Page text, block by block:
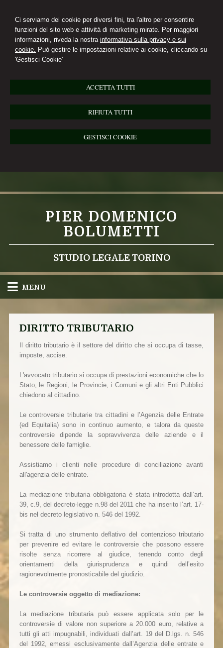
Ci serviamo dei cookie per diversi fini, tra l'altro per consentire
funzioni del sito web e attività di marketing mirate. Per maggiori
informazioni, riveda la nostra informativa sulla privacy e sui
cookie. Può gestire le impostazioni relative ai cookie, cliccando su
'Gestisci Cookie'
ACCETTA TUTTI
RIFIUTA TUTTI
GESTISCI COOKIE
PIER DOMENICO
BOLUMETTI
STUDIO LEGALE TORINO
MENU
DIRITTO TRIBUTARIO
Il diritto tributario è il settore del diritto che si occupa di tasse,
imposte, accise.
L'avvocato tributario si occupa di prestazioni economiche che lo
Stato, le Regioni, le Provincie, i Comuni e gli altri Enti Pubblici
chiedono al cittadino.
Le controversie tributarie tra cittadini e l’Agenzia delle Entrate
(ed Equitalia) sono in continuo aumento, e talora da queste
controversie dipende la sopravvivenza delle aziende e il
benessere delle famiglie.
Assistiamo i clienti nelle procedure di conciliazione avanti
all'agenzia delle entrate.
La mediazione tributaria obbligatoria è stata introdotta dall’art.
39, c.9, del decreto-legge n.98 del 2011 che ha inserito l’art. 17-
bis nel decreto legislativo n. 546 del 1992.
Si tratta di uno strumento deflativo del contenzioso tributario
per prevenire ed evitare le controversie che possono essere
risolte senza ricorrere al giudice, tenendo conto degli
orientamenti della giurisprudenza e quindi dell’esito
ragionevolmente pronosticabile del giudizio.
Le controversie oggetto di mediazione:
La mediazione tributaria può essere applicata solo per le
controversie di valore non superiore a 20.000 euro, relative a
tutti gli atti impugnabili, individuati dall’art. 19 del D.lgs. n. 546
del 1992, emessi esclusivamente dall’Agenzia delle entrate e